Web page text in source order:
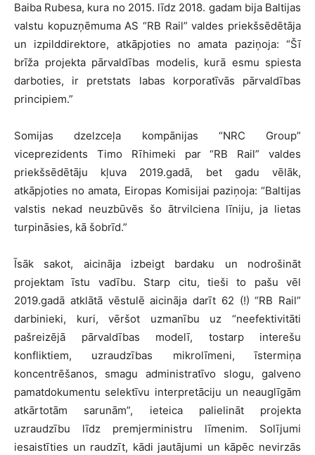
Baiba Rubesa, kura no 2015. līdz 2018. gadam bija Baltijas
valstu kopuzņēmuma AS “RB Rail” valdes priekšsēdētāja
un izpilddirektore, atkāpjoties no amata paziņoja: “Šī
brīža projekta pārvaldības modelis, kurā esmu spiesta
darboties, ir pretstats labas korporatīvās pārvaldības
principiem.”
Somijas dzelzceļa kompānijas “NRC Group”
viceprezidents Timo Rīhimeki par “RB Rail” valdes
priekšsēdētāju kļuva 2019.gadā, bet gadu vēlāk,
atkāpjoties no amata, Eiropas Komisijai paziņoja: “Baltijas
valstis nekad neuzbūvēs šo ātrvilciena līniju, ja lietas
turpināsies, kā šobrīd.”
Īsāk sakot, aicināja izbeigt bardaku un nodrošināt
projektam īstu vadību. Starp citu, tieši to pašu vēl
2019.gadā atklātā vēstulē aicināja darīt 62 (!) “RB Rail”
darbinieki, kuri, vēršot uzmanību uz “neefektivitāti
pašreizējā pārvaldības modelī, tostarp interešu
konfliktiem, uzraudzības mikrolīmeni, īstermiņa
koncentrēšanos, smagu administratīvo slogu, galveno
pamatdokumentu selektīvu interpretāciju un neauglīgām
atkārtotām sarunām”, ieteica palielināt projekta
uzraudzību līdz premjerministru līmenim. Solījumi
iesaistīties un raudzīt, kādi jautājumi un kāpēc nevirzās